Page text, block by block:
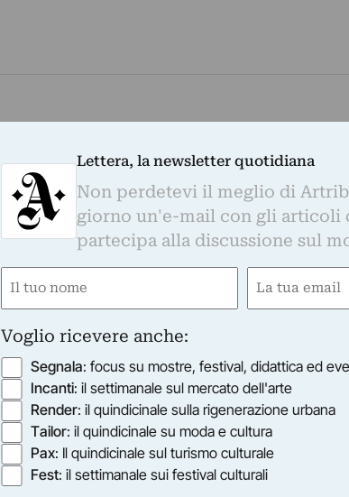
Lettera, la newsletter quotidiana
Non perdetevi il meglio di
giorno un'e-mail con gli articoli
partecipa alla discussione sul
Nome
Email
Voglio ricevere anche:
Segnala: focus su mostre, festival, didattica ed
Incanti: il settimanale sul mercato dell'arte
Render: il quindicinale sulla rigenerazione urbana
Tailor: il quindicinale su moda e cultura
Pax: Il quindicinale sul turismo culturale
Fest: il settimanale sui festival culturali